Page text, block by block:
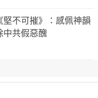
堅不可摧》：感佩神韻
中共假惡醜